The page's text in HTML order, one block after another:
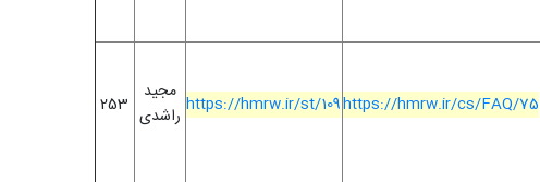
253
مجید
راشدی https://hmrw.ir/st/109https://hmrw.ir/cs/FAQ/75